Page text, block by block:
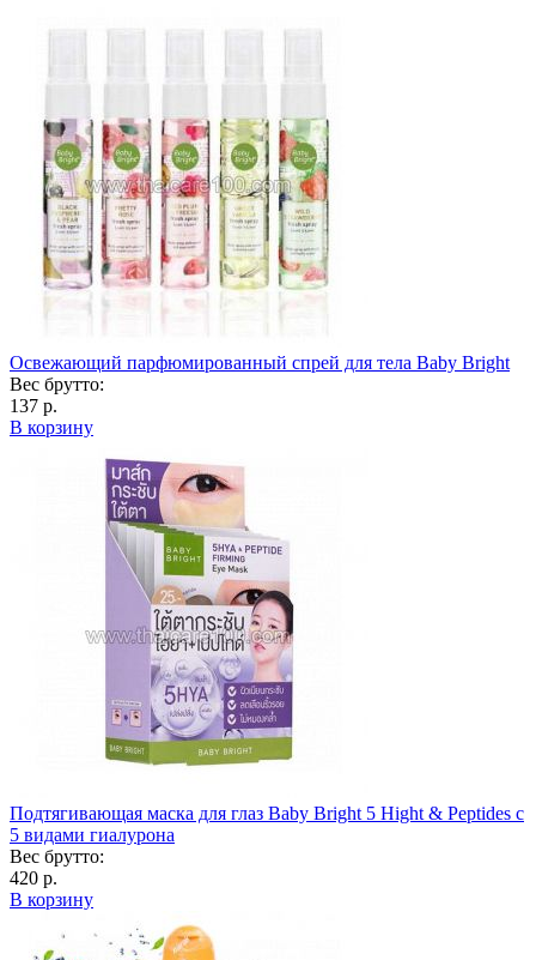
Освежающий парфюмированный спрей для тела Baby Bright
Вес брутто:
137 р.
В корзину
Подтягивающая маска для глаз Baby Bright 5 Hight & Peptides с
5 видами гиалурона
Вес брутто:
420 р.
В корзину